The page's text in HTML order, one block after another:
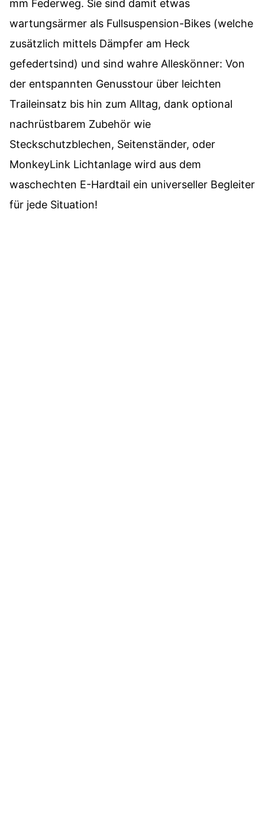
mm Federweg. Sie sind damit etwas
wartungsärmer als Fullsuspension-Bikes (welche
zusätzlich mittels Dämpfer am Heck
gefedertsind) und sind wahre Alleskönner: Von
der entspannten Genusstour über leichten
Traileinsatz bis hin zum Alltag, dank optional
nachrüstbarem Zubehör wie
Steckschutzblechen, Seitenständer, oder
MonkeyLink Lichtanlage wird aus dem
waschechten E-Hardtail ein universeller Begleiter
für jede Situation!